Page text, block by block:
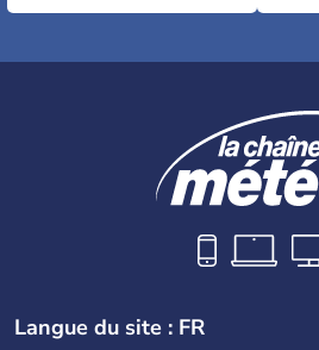
Langue du site : FR